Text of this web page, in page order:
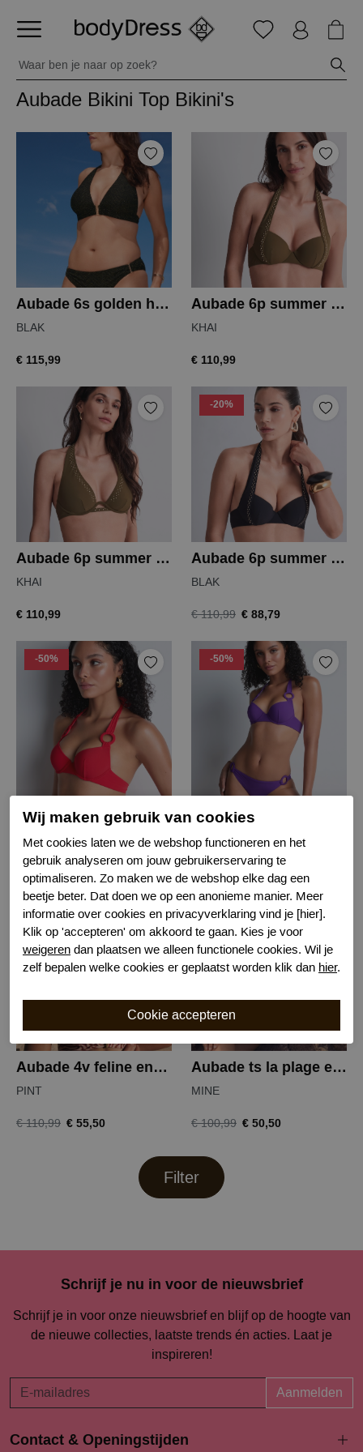
Aubade Bikini Top Bikini's
Aubade 6s golden horizon bikinitop
BLAK
€ 115,99
Aubade 6p summer stars bikinitop
KHAI
€ 110,99
Aubade 6p summer stars bikinitop
KHAI
€ 110,99
-20%
Aubade 6p summer stars bikinitop
BLAK
€ 110,99 € 88,79
-50%
Aubade 4r summer essence bikinitop
FIIR
€ 100,99 € 50,50
-50%
AMEY
€ 100,99 € 50,50
-50%
Aubade 4v feline energy bikinitop
PINT
€ 110,99 € 55,50
-50%
Aubade ts la plage ensoleil halter bikinitop
MINE
€ 100,99 € 50,50
Filter
Schrijf je nu in voor de nieuwsbrief
Schrijf je in voor onze nieuwsbrief en blijf op de hoogte van
de nieuwe collecties, laatste trends én acties. Laat je
inspireren!
Aanmelden
Contact & Openingstijden
Wij maken gebruik van cookies
Met cookies laten we de webshop functioneren en het
gebruik analyseren om jouw gebruikerservaring te
optimaliseren. Zo maken we de webshop elke dag een
beetje beter. Dat doen we op een anonieme manier. Meer
informatie over cookies en privacyverklaring vind je [hier].
Klik op 'accepteren' om akkoord te gaan. Kies je voor
weigeren dan plaatsen we alleen functionele cookies. Wil je
zelf bepalen welke cookies er geplaatst worden klik dan hier.